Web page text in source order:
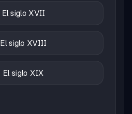
El siglo XVII
El siglo XVIII
El siglo XIX